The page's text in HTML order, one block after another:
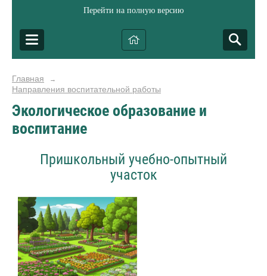
Перейти на полную версию
Главная →
Направления воспитательной работы
Экологическое образование и
воспитание
Пришкольный учебно-опытный
участок